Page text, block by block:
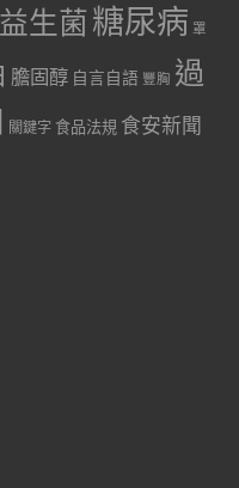
益生菌 糖尿病 罩
膽固醇 自言自語 豐胸 過
關鍵字 食品法規 食安新聞